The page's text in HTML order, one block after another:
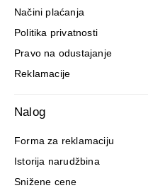
Načini plaćanja
Politika privatnosti
Pravo na odustajanje
Reklamacije
Nalog
Forma za reklamaciju
Istorija narudžbina
Snižene cene